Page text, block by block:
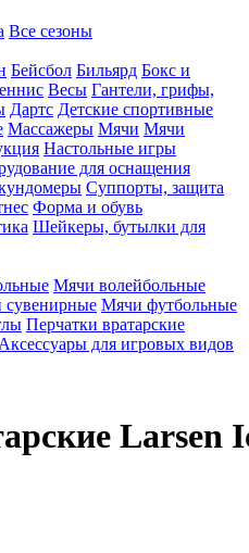
Все сезоны
Бейсбол Бильярд Бокс и
Весы Гантели, грифы,
Дартс Детские спортивные
Массажеры Мячи Мячи
Настольные игры
для оснащения
Суппорты, защита
Форма и обувь
Шейкеры, бутылки для
Мячи волейбольные
Мячи футбольные
Перчатки вратарские
Аксессуары для игровых видов
Larsen